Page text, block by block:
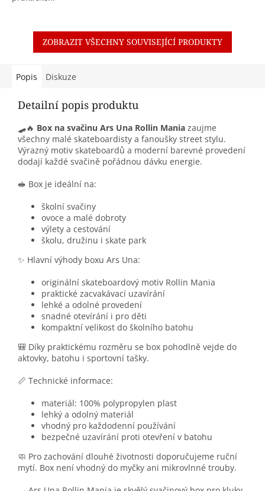
ZOBRAZIT VŠECHNY SOUVISEJÍCÍ PRODUKTY
Popis Diskuze
Detailní popis produktu
🛹🔥 Box na svačinu Ars Una Rollin Mania zaujme
všechny malé skateboardisty a fanoušky street stylu.
Výrazný motiv skateboardů a moderní barevné provedení
dodají každé svačině pořádnou dávku energie.
🥪 Box je ideální na:
školní svačiny
ovoce a malé dobroty
výlety a cestování
školu, družinu i skate park
✨ Hlavní výhody boxu Ars Una:
originální skateboardový motiv Rollin Mania
praktické zacvakávací uzavírání
lehké a odolné provedení
snadné otevírání i pro děti
kompaktní velikost do školního batohu
🎒 Díky praktickému rozměru se box pohodlně vejde do
aktovky, batohu i sportovní tašky.
📏 Technické informace:
materiál: 100% polypropylen plast
lehký a odolný materiál
vhodný pro každodenní používání
bezpečné uzavírání proti otevření v batohu
🧼 Pro zachování dlouhé životnosti doporučujeme ruční
mytí. Box není vhodný do myčky ani mikrovlnné trouby.